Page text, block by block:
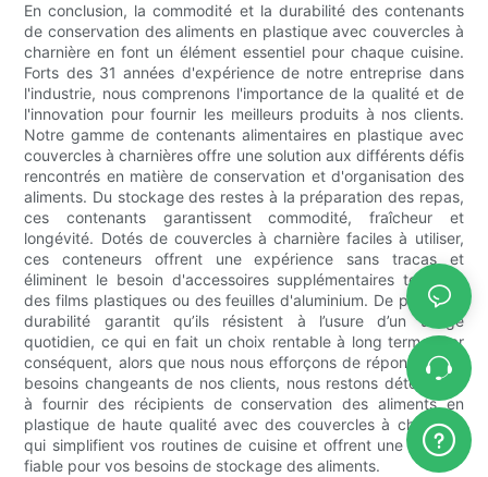
En conclusion, la commodité et la durabilité des contenants
de conservation des aliments en plastique avec couvercles à
charnière en font un élément essentiel pour chaque cuisine.
Forts des 31 années d'expérience de notre entreprise dans
l'industrie, nous comprenons l'importance de la qualité et de
l'innovation pour fournir les meilleurs produits à nos clients.
Notre gamme de contenants alimentaires en plastique avec
couvercles à charnières offre une solution aux différents défis
rencontrés en matière de conservation et d'organisation des
aliments. Du stockage des restes à la préparation des repas,
ces contenants garantissent commodité, fraîcheur et
longévité. Dotés de couvercles à charnière faciles à utiliser,
ces conteneurs offrent une expérience sans tracas et
éliminent le besoin d'accessoires supplémentaires tels que
des films plastiques ou des feuilles d'aluminium. De plus, leur
durabilité garantit qu’ils résistent à l’usure d’un usage
quotidien, ce qui en fait un choix rentable à long terme. Par
conséquent, alors que nous nous efforçons de répondre aux
besoins changeants de nos clients, nous restons déterminés
à fournir des récipients de conservation des aliments en
plastique de haute qualité avec des couvercles à charnière
qui simplifient vos routines de cuisine et offrent une solution
fiable pour vos besoins de stockage des aliments.